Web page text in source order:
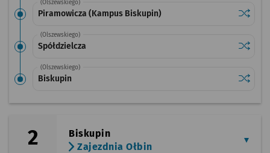
(Olszewskiego)
Piramowicza (Kampus Biskupin)
(Olszewskiego)
Spółdzielcza
(Olszewskiego)
Biskupin
2
Biskupin
Zajezdnia Ołbin